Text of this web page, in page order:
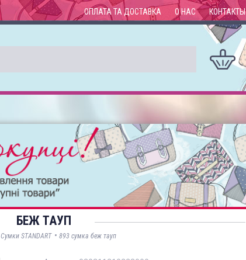
ОПЛАТА ТА ДОСТАВКА О НАС КОНТАКТЫ
БЕЖ ТАУП
Сумки STANDART • 893 сумка беж тауп